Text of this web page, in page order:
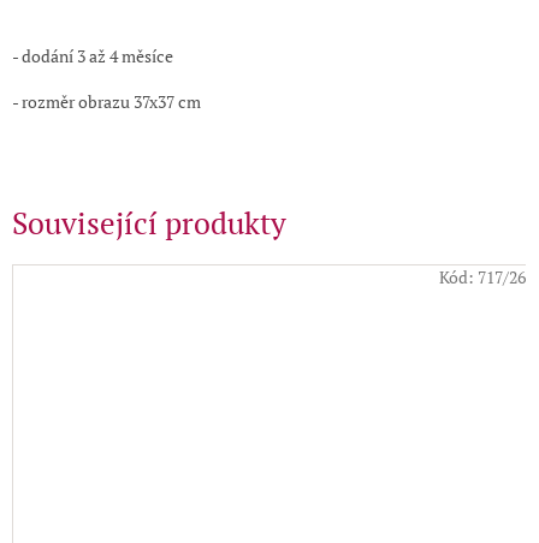
Související produkty
Kód: 717/26
- dodání 3 až 4 měsíce
- rozměr obrazu 37x37 cm